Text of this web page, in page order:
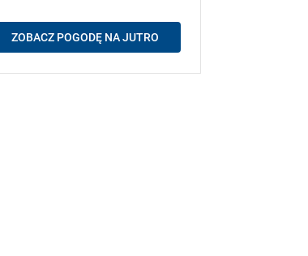
ZOBACZ POGODĘ NA JUTRO